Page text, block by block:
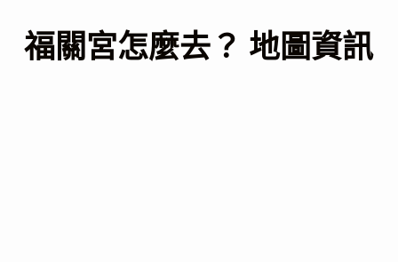
福關宮怎麼去？ 地圖資訊